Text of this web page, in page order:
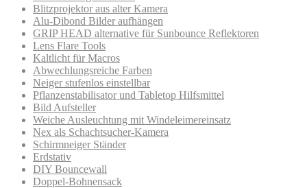
Blitzprojektor aus alter Kamera
Alu-Dibond Bilder aufhängen
GRIP HEAD alternative für Sunbounce Reflektoren
Lens Flare Tools
Kaltlicht für Macros
Abwechlungsreiche Farben
Neiger stufenlos einstellbar
Pflanzenstabilisator und Tabletop Hilfsmittel
Bild Aufsteller
Weiche Ausleuchtung mit Windeleimereinsatz
Nex als Schachtsucher-Kamera
Schirmneiger Ständer
Erdstativ
DIY Bouncewall
Doppel-Bohnensack